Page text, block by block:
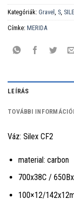
Kategóriák: Gravel S
Címke: MERIDA
LEÍRÁS
TOVÁBBI
Váz: Silex CF2
material: carbon
700x38C /
100×12/